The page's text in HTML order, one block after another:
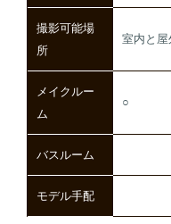
撮影可能場
所
室内と屋
メイクルー
ム
○
バスルーム
モデル手配